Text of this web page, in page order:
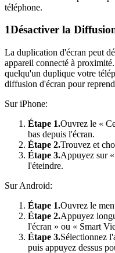
téléphone.
1Désactiver la
La duplication d'écran peut
appareil connecté à
quelqu'un duplique votre
diffusion d'écran pour
Sur iPhone:
Étape 1.Ouvrez le «
bas depuis l'écran.
Étape 2.Trouvez et
Étape 3.Appuyez sur
l'éteindre.
Sur Android:
Étape 1.Ouvrez le
Étape 2.Appuyez
l'écran » ou « Smart
Étape 3.Sélectionnez
puis appuyez dessus